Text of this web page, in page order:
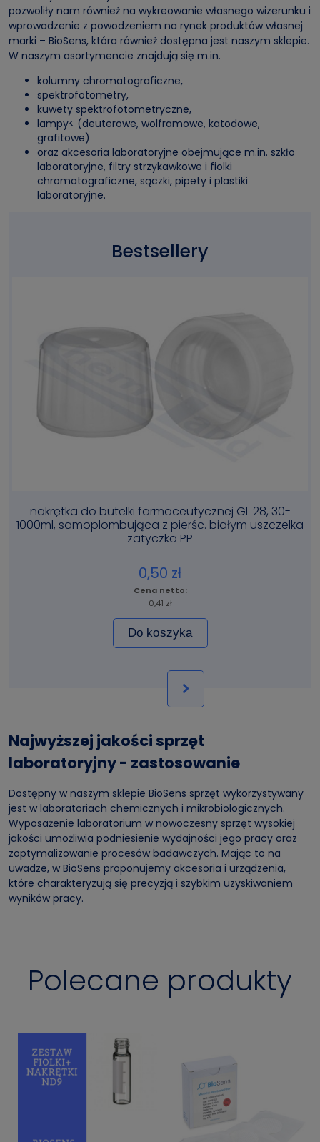
pozwoliły nam również na wykreowanie własnego wizerunku i
wprowadzenie z powodzeniem na rynek produktów własnej
marki – BioSens, która również dostępna jest naszym sklepie.
W naszym asortymencie znajdują się m.in.
kolumny chromatograficzne,
spektrofotometry,
kuwety spektrofotometryczne,
lampy< (deuterowe, wolframowe, katodowe,
grafitowe)
oraz akcesoria laboratoryjne obejmujące m.in. szkło
laboratoryjne, filtry strzykawkowe i fiolki
chromatograficzne, sączki, pipety i plastiki
laboratoryjne.
Bestsellery
nakrętka do butelki farmaceutycznej GL 28, 30-
1000ml, samoplombująca z pierśc. białym uszczelka
zatyczka PP
0,50 zł
0,41 zł
Do koszyka
Najwyższej jakości sprzęt
laboratoryjny - zastosowanie
Dostępny w naszym sklepie BioSens sprzęt wykorzystywany
jest w laboratoriach chemicznych i mikrobiologicznych.
Wyposażenie laboratorium w nowoczesny sprzęt wysokiej
jakości umożliwia podniesienie wydajności jego pracy oraz
zoptymalizowanie procesów badawczych. Mając to na
uwadze, w BioSens proponujemy akcesoria i urządzenia,
które charakteryzują się precyzją i szybkim uzyskiwaniem
wyników pracy.
Polecane produkty